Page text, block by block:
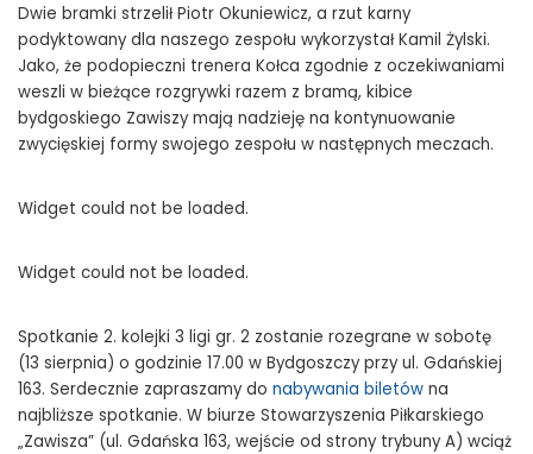
Dwie bramki strzelił Piotr Okuniewicz, a rzut karny
podyktowany dla naszego zespołu wykorzystał Kamil Żylski.
Jako, że podopieczni trenera Kołca zgodnie z oczekiwaniami
weszli w bieżące rozgrywki razem z bramą, kibice
bydgoskiego Zawiszy mają nadzieję na kontynuowanie
zwycięskiej formy swojego zespołu w następnych meczach.
Widget could not be loaded.
Widget could not be loaded.
Spotkanie 2. kolejki 3 ligi gr. 2 zostanie rozegrane w sobotę
(13 sierpnia) o godzinie 17.00 w Bydgoszczy przy ul. Gdańskiej
163. Serdecznie zapraszamy do nabywania biletów na
najbliższe spotkanie. W biurze Stowarzyszenia Piłkarskiego
„Zawisza” (ul. Gdańska 163, wejście od strony trybuny A) wciąż